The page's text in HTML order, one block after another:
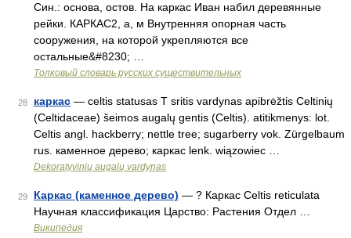
Син.: основа, остов. На каркас Иван набил деревянные
рейки. КАРКАС2, а, м Внутренняя опорная часть
сооружения, на которой укрепляются все
остальные&#8230; …
Толковый словарь русских существительных
28 каркас — celtis statusas T sritis vardynas apibrėžtis Celtinių
(Celtidaceae) šeimos augalų gentis (Celtis). atitikmenys: lot.
Celtis angl. hackberry; nettle tree; sugarberry vok. Zürgelbaum
rus. каменное дерево; каркас lenk. wiązowiec …
Dekoratyvinių augalų vardynas
29 Каркас (каменное дерево) — ? Каркас Celtis reticulata
Научная классификация Царство: Растения Отдел …
Википедия